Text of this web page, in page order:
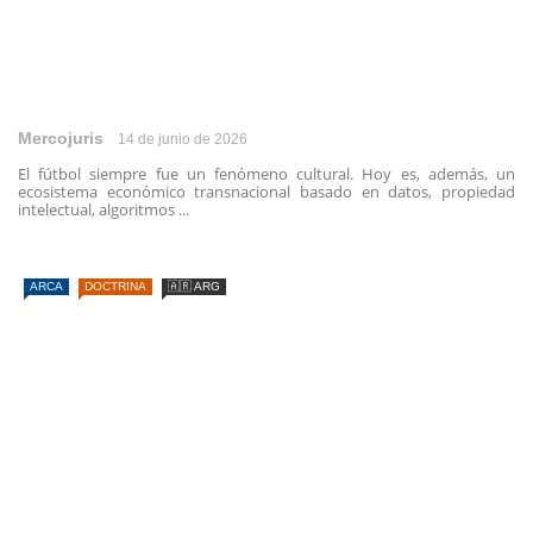
Mercojuris 14 de junio de 2026
El fútbol siempre fue un fenómeno cultural. Hoy es, además, un
ecosistema económico transnacional basado en datos, propiedad
intelectual, algoritmos ...
ARCA DOCTRINA 🇦🇷 ARG